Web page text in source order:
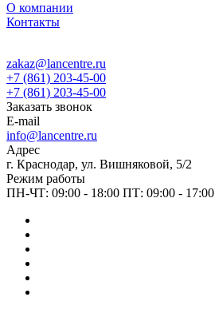
О компании
Контакты
zakaz@lancentre.ru
+7 (861) 203-45-00
+7 (861) 203-45-00
Заказать звонок
E-mail
info@lancentre.ru
Адрес
г. Краснодар, ул. Вишняковой, 5/2
Режим работы
ПН-ЧТ: 09:00 - 18:00 ПТ: 09:00 - 17:00